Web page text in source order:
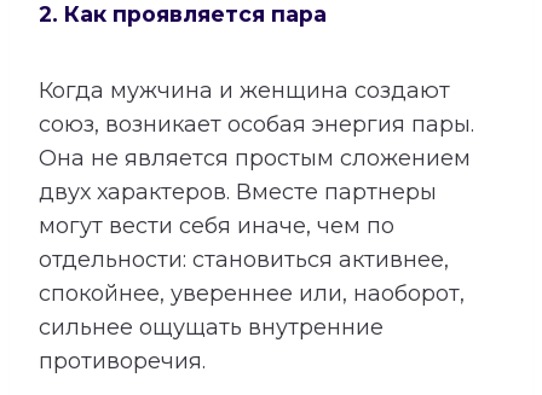
2. Как проявляется пара
Когда мужчина и женщина создают
союз, возникает особая энергия пары.
Она не является простым сложением
двух характеров. Вместе партнеры
могут вести себя иначе, чем по
отдельности: становиться активнее,
спокойнее, увереннее или, наоборот,
сильнее ощущать внутренние
противоречия.